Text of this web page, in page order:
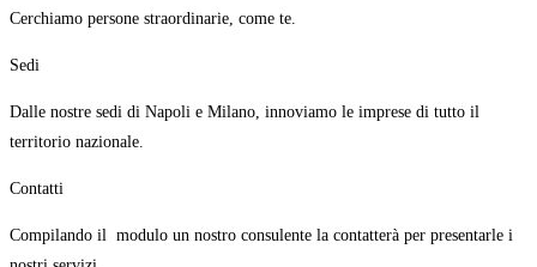
Cerchiamo persone straordinarie, come te.
Sedi
Dalle nostre sedi di Napoli e Milano, innoviamo le imprese di tutto il
territorio nazionale.
Contatti
Compilando il modulo un nostro consulente la contatterà per presentarle i